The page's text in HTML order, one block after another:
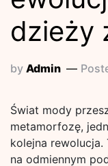
dzieży
by Admin
Świat mody
metamorfozę,
kolejna rewolucja.
na odmiennym